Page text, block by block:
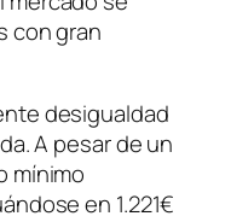
con gran
desigualdad
A pesar de un
mínimo
en 1.221€